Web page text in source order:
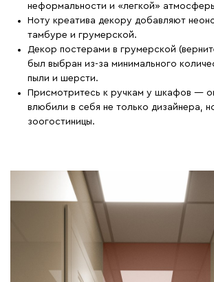
неформальности и «легкой»
Ноту креатива декору добавляют
тамбуре и грумерской.
Декор постерами в грумерской
был выбран из-за минимального
пыли и шерсти.
Присмотритесь к ручкам у шкафов —
влюбили в себя не только дизайнера,
зоогостиницы.